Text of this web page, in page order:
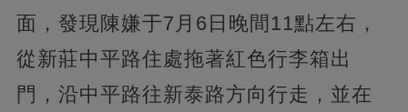
面，發現陳嫌于7月6日晚間11點左右，
從新莊中平路住處拖著紅色行李箱出
門，沿中平路往新泰路方向行走，並在